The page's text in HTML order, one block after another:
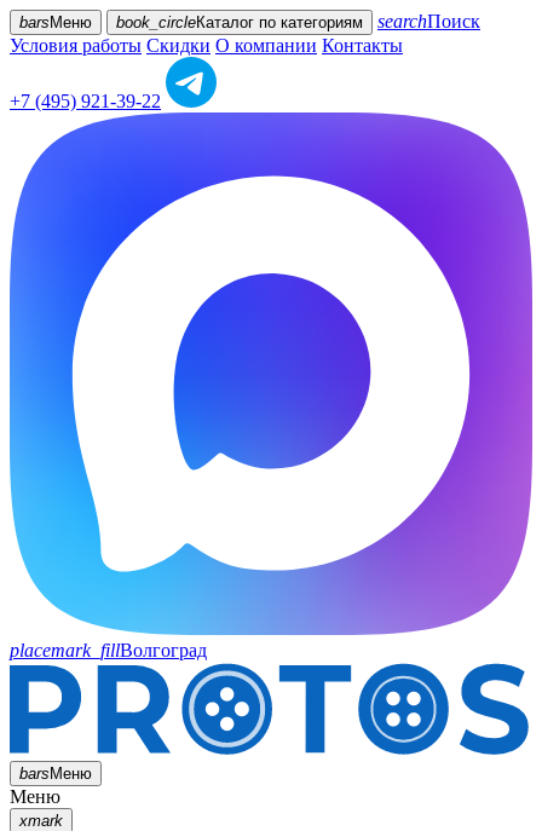
bars Меню book_circleКаталог по категориям searchПоиск
Условия работы Скидки О компании Контакты
+7 (495) 921-39-22
placemark_fillВолгоград
barsМеню
Меню
xmark